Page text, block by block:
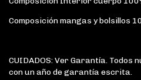
Composición mangas y bolsillos
CUIDADOS: Ver Garantía.
con un año de garantía escrita.